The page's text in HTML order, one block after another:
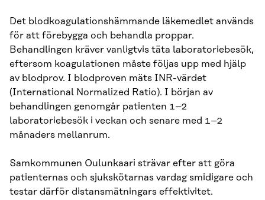
Det blodkoagulationshämmande läkemedlet används
för att förebygga och behandla proppar.
Behandlingen kräver vanligtvis täta laboratoriebesök,
eftersom koagulationen måste följas upp med hjälp
av blodprov. I blodproven mäts INR-värdet
(International Normalized Ratio). I början av
behandlingen genomgår patienten 1–2
laboratoriebesök i veckan och senare med 1–2
månaders mellanrum.
Samkommunen Oulunkaari strävar efter att göra
patienternas och sjukskötarnas vardag smidigare och
testar därför distansmätningars effektivitet.